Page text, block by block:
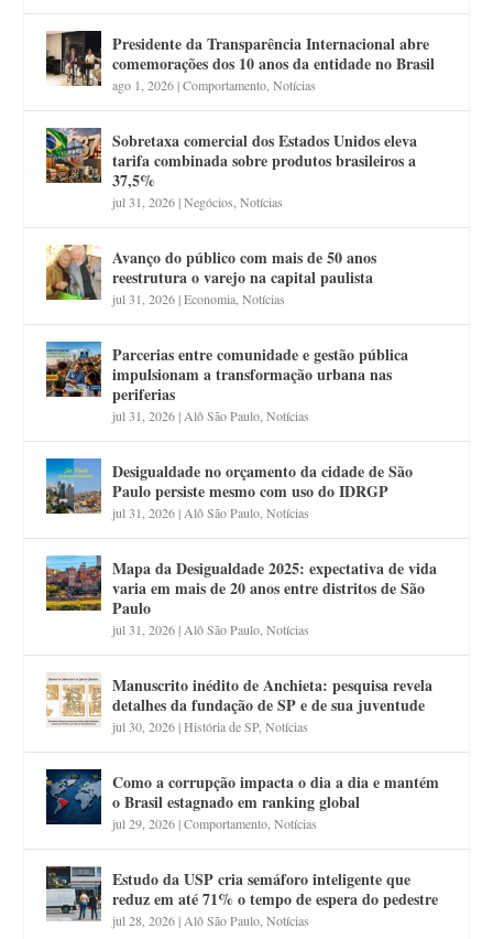
Presidente da Transparência Internacional abre
comemorações dos 10 anos da entidade no Brasil
ago 1, 2026|Comportamento ,Notícias
Sobretaxa comercial dos Estados Unidos eleva
tarifa combinada sobre produtos brasileiros a
37,5%
jul 31, 2026|Negócios ,Notícias
Avanço do público com mais de 50 anos
reestrutura o varejo na capital paulista
jul 31, 2026|Economia ,Notícias
Parcerias entre comunidade e gestão pública
impulsionam a transformação urbana nas
periferias
jul 31, 2026| Alô São Paulo ,Notícias
Desigualdade no orçamento da cidade de São
Paulo persiste mesmo com uso do IDRGP
jul 31, 2026| Alô São Paulo ,Notícias
Mapa da Desigualdade 2025: expectativa de vida
varia em mais de 20 anos entre distritos de São
Paulo
jul 31, 2026| Alô São Paulo ,Notícias
Manuscrito inédito de Anchieta: pesquisa revela
detalhes da fundação de SP e de sua juventude
jul 30, 2026|História de SP,Notícias
Como a corrupção impacta o dia a dia e mantém
o Brasil estagnado em ranking global
jul 29, 2026|Comportamento ,Notícias
Estudo da USP cria semáforo inteligente que
reduz em até 71% o tempo de espera do pedestre
jul 28, 2026| Alô São Paulo ,Notícias